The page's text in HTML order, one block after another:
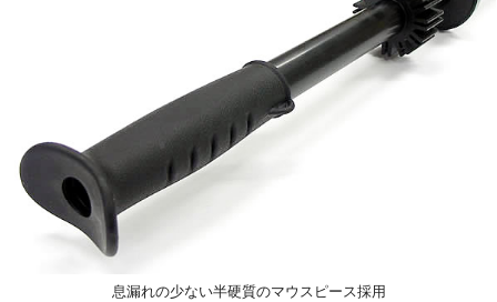
息漏れの少ない半硬質のマウスピース採用